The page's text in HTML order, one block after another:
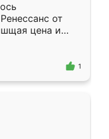
от
цена и
Приехавший
самый
1